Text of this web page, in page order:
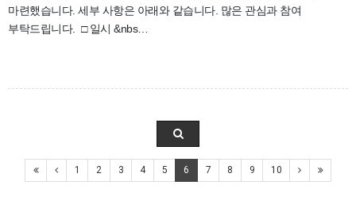
마련했습니다. 세부 사항은 아래와 같습니다. 많은 관심과 참여
부탁드립니다. □ 일시 &nbs…
1 2 3 4 5 6 7 8 9 10